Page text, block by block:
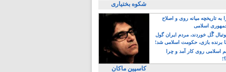
شکوه بختیاری
به تاریخچه میانه روی و اصلاح
اسلامی
گًل خوردند، مردم ایران گول
برنده بازی، حکومت اسلامی شد!
اسلامی روی کار آمد و چرا
کاسپین ماکان